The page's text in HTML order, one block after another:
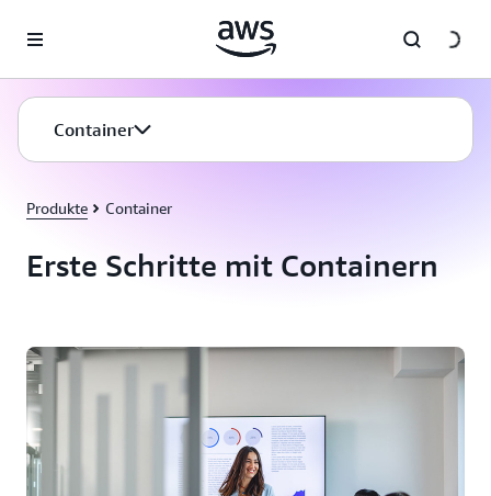
Überspringen zum Hauptinhalt
Container
Produkte Container
Erste Schritte mit Containern